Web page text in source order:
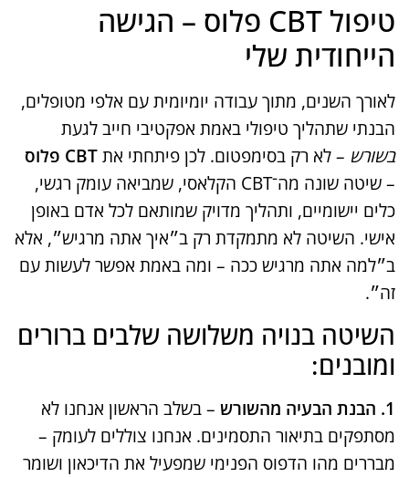
טיפול CBT פלוס – הגישה
הייחודית שלי
לאורך השנים, מתוך עבודה יומיומית עם אלפי מטופלים,
הבנתי שתהליך טיפולי באמת אפקטיבי חייב לגעת
בשורש – לא רק בסימפטום. לכן פיתחתי אתCBT פלוס
– שיטה שונה מה־CBT הקלאסי, שמביאה עומק רגשי,
כלים יישומיים, ותהליך מדויק שמותאם לכל אדם באופן
אישי. השיטה לא מתמקדת רק ב״איך אתה מרגיש״, אלא
ב״למה אתה מרגיש ככה – ומה באמת אפשר לעשות עם
זה״.
השיטה בנויה משלושה שלבים ברורים
ומובנים:
1. הבנת הבעיה מהשורש
– בשלב הראשון אנחנו לא
מסתפקים בתיאור התסמינים. אנחנו צוללים לעומק –
מבררים מהו הדפוס הפנימי שמפעיל את הדיכאון ושומר